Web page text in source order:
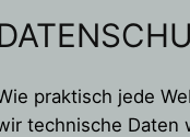
praktisch jede
technische Daten